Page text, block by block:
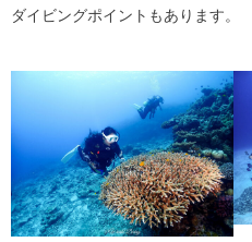
ダイビングポイントもあります。